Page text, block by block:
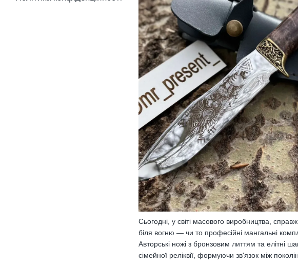
Сьогодні, у світі масового виробництва,
біля вогню — чи то професійні мангальні
Авторські ножі з бронзовим литтям та елітні
сімейної реліквії, формуючи зв'язок між